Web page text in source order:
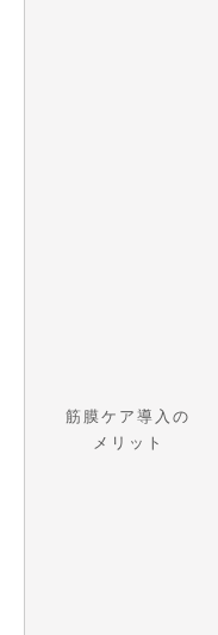
筋膜ケア導入の
メリット